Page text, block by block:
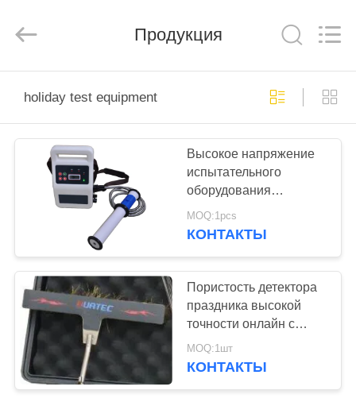
ПРОДУКТЫ
ПУТЕШЕСТВИЕ
ФАБРИКИ
ПРОВЕРКА
КАЧЕСТВА
Rights
Продукция
holiday test equipment
Высокое напряжение
испытательного
оборудования
праздника LCD
противокоррозионное
MOQ:1pcs
КОНТАКТЫ
Пористость детектора
праздника высокой
точности онлайн с
цифровым дисплеем
ХД-120
MOQ:1шт
КОНТАКТЫ